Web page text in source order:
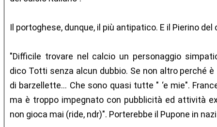
Il portoghese, dunque, il più antipatico. E il Pierino
"Difficile trovare nel calcio un personaggio
dico Totti senza alcun dubbio. Se non altro perché
di barzellette... Che sono quasi tutte " ‘e mie".
ma è troppo impegnato con pubblicità ed attività
non gioca mai (ride, ndr)". Porterebbe il Pupone in